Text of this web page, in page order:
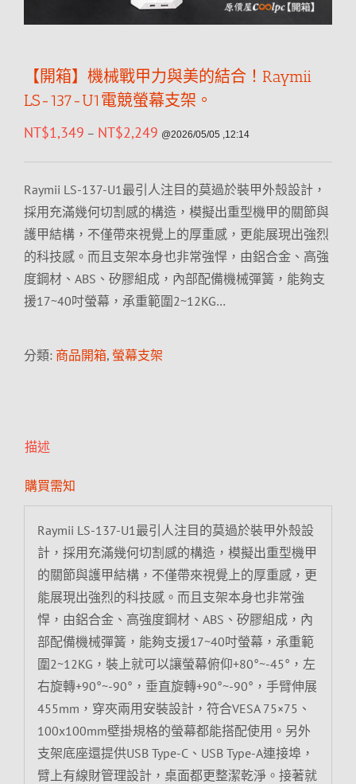
【開箱】機械戰甲力與美的結合！Raymii
LS-137-U1電競螢幕支架。
NT$1,349 – NT$2,249 @2026/05/05 ,12:14
Raymii LS-137-U1最引人注目的莫過於裝甲外殼設計，
採用充滿幾何切割感的構造，模擬出重型機甲的關節與
護甲結構，不僅帶來視覺上的厚重感，更能展現出強烈
的科技感。而且支架本身也非常強悍，由鋁合金、高強
度鋼材、ABS、矽膠組成，內部配備機械彈簧，能夠支
援17~40吋螢幕，承重範圍2~12KG…
分類: 商品開箱, 螢幕支架
描述
購買需知
Raymii LS-137-U1最引人注目的莫過於裝甲外殼設
計，採用充滿幾何切割感的構造，模擬出重型機甲
的關節與護甲結構，不僅帶來視覺上的厚重感，更
能展現出強烈的科技感。而且支架本身也非常強
悍，由鋁合金、高強度鋼材、ABS、矽膠組成，內
部配備機械彈簧，能夠支援17~40吋螢幕，承重範
圍2~12KG，裝上就可以讓螢幕俯仰+80°~-45°，左
右旋轉+90°~-90°，垂直旋轉+90°~-90°，手臂伸展
455mm，穿夾兩用安裝設計，符合VESA 75×75、
100x100mm壁掛規格的螢幕都能搭配使用。另外
支架底座還提供USB Type-C、USB Type-A連接埠，
臂上有線財管理設計，桌面都更整潔乾淨。接著就